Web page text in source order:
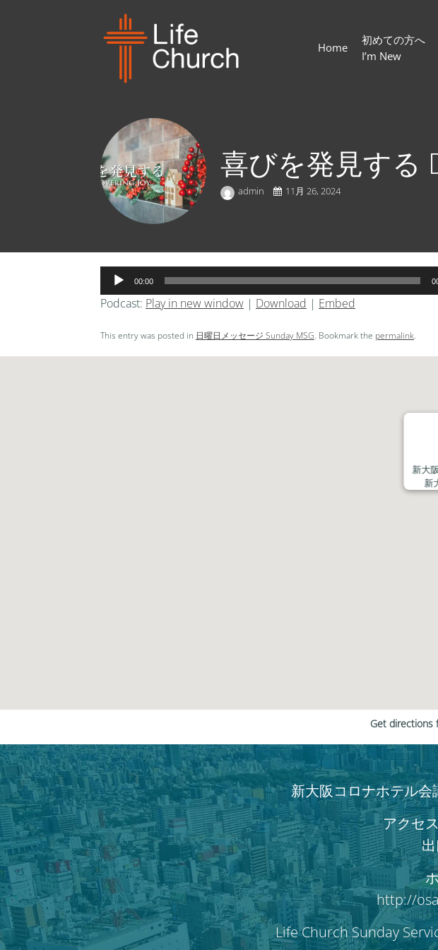
Home
初めての方へ
I’m New
喜びを発見する
admin 11月 26, 2024
声
プ
ー
ヤ
00:00
Podcast: Play in new window | Download | Embed
This entry was posted in 日曜日メッセージ Sunday MSG. Bookmark the permalink.
新大
新
Get directions
新大阪コロナホテル
アクセ
http://
Life Church Sunday